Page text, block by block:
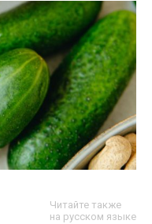
Читайте также
на русском языке